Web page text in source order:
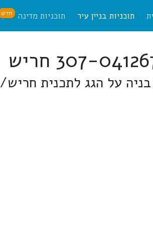
תוכניות בניין עיר תוכניות מדינה חדש
על הגג לתכנית חריש/1/א בחריש